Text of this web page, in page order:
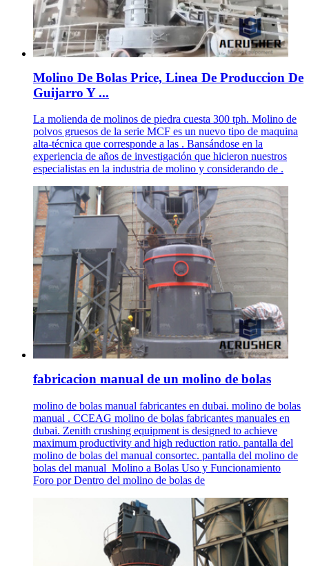
Molino De Bolas Price, Linea De Produccion De
Guijarro Y ...
La molienda de molinos de piedra cuesta 300 tph. Molino de
polvos gruesos de la serie MCF es un nuevo tipo de maquina
alta-técnica que corresponde a las . Bansándose en la
experiencia de años de investigación que hicieron nuestros
especialistas en la industria de molino y considerando de .
fabricacion manual de un molino de bolas
molino de bolas manual fabricantes en dubai. molino de bolas
manual . CCEAG molino de bolas fabricantes manuales en
dubai. Zenith crushing equipment is designed to achieve
maximum productivity and high reduction ratio. pantalla del
molino de bolas del manual consortec. pantalla del molino de
bolas del manual_Molino a Bolas Uso y Funcionamiento
Foro por Dentro del molino de bolas de